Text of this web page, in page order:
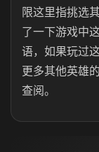
限这里指挑选
了一下游戏中
语，如果玩过
更多其他英雄
查阅。